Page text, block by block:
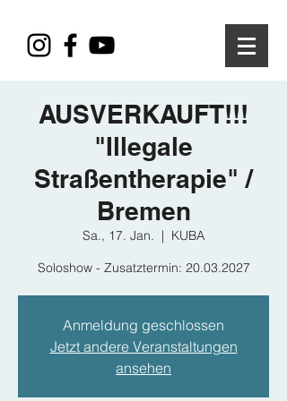
AUSVERKAUFT!!!
"Illegale
Straßentherapie" /
Bremen
Sa., 17. Jan.
  |
KUBA
Soloshow - Zusatztermin: 20.03.2027
Anmeldung geschlossen
Jetzt andere Veranstaltungen
ansehen